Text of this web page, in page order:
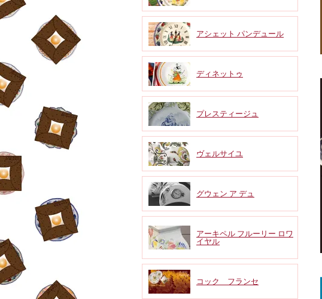
アシェット パンデュール
ディネットゥ
プレスティージュ
ヴェルサイユ
グウェン ア デュ
アーキペル フルーリー ロワ
イヤル
コック フランセ